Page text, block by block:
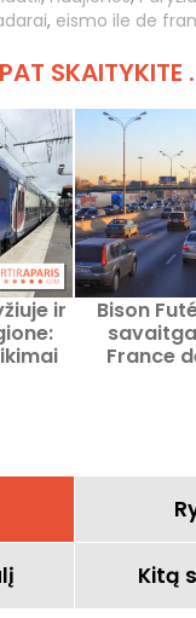
, eismo ile de
SKAITYKITE
ir
Bison
France
Kitą